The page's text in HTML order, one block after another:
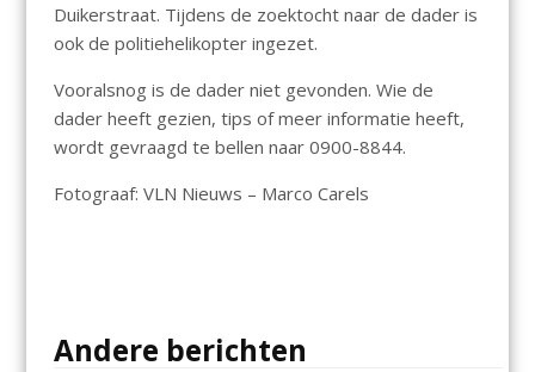
Duikerstraat. Tijdens de zoektocht naar de dader is
ook de politiehelikopter ingezet.
Vooralsnog is de dader niet gevonden. Wie de
dader heeft gezien, tips of meer informatie heeft,
wordt gevraagd te bellen naar 0900-8844.
Fotograaf: VLN Nieuws – Marco Carels
Andere berichten